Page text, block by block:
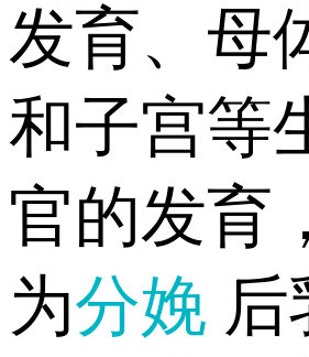
发育、母
和子宫等
官的发育
为分娩 后